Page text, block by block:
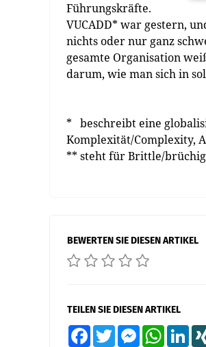
Führungskräfte.
VUCADD* war gestern,
nichts oder nur ganz
gesamte Organisation
darum, wie man sich in
* beschreibt eine
Komplexität/Complexity,
** steht für Brittle/
BEWERTEN SIE DIESEN ARTIKEL
TEILEN SIE DIESEN ARTIKEL
FacebookTwitter MessengerWhatsApp